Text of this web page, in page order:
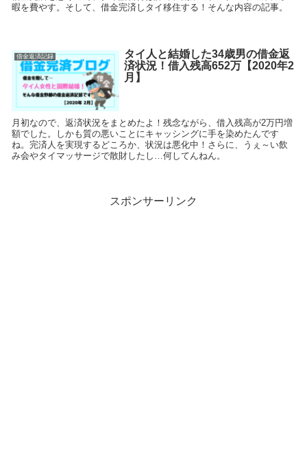
暇を費やす。そして、借金完済しタイ移住する！そんな内容の記事。
借金返済記録
タイ人と結婚した34歳男の借金返
済状況！借入残高652万【2020年2
月】
月初なので、返済状況をまとめたよ！残念ながら、借入残高が2万円増
額でした。しかも質の悪いことにキャッシングに手を染めたんです
ね。完済人を実現するどころか、状況は悪化中！さらに、うぇ～い飲
み会やタイマッサージで散財したし…何してんねん。
スポンサーリンク